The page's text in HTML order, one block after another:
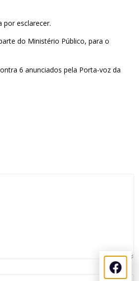
por esclarecer.
do Ministério Público, para o
6 anunciados pela Porta-voz da